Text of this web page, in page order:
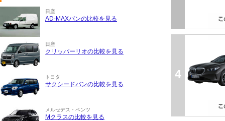
日産
AD-MAXバンの比較を見る
日産
クリッパーリオの比較を見る
トヨタ
サクシードバンの比較を見る
メルセデス・ベンツ
Mクラスの比較を見る
4